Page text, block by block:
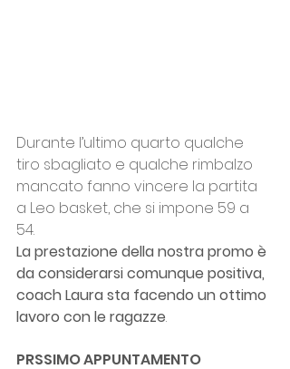
Durante l’ultimo quarto qualche
tiro sbagliato e qualche rimbalzo
mancato fanno vincere la partita
a Leo basket, che si impone 59 a
54.
La prestazione della nostra promo è
da considerarsi comunque positiva,
coach Laura sta facendo un ottimo
lavoro con le ragazze.
PRSSIMO APPUNTAMENTO